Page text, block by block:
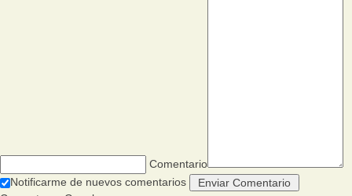
Comentario
Notificarme de nuevos comentarios